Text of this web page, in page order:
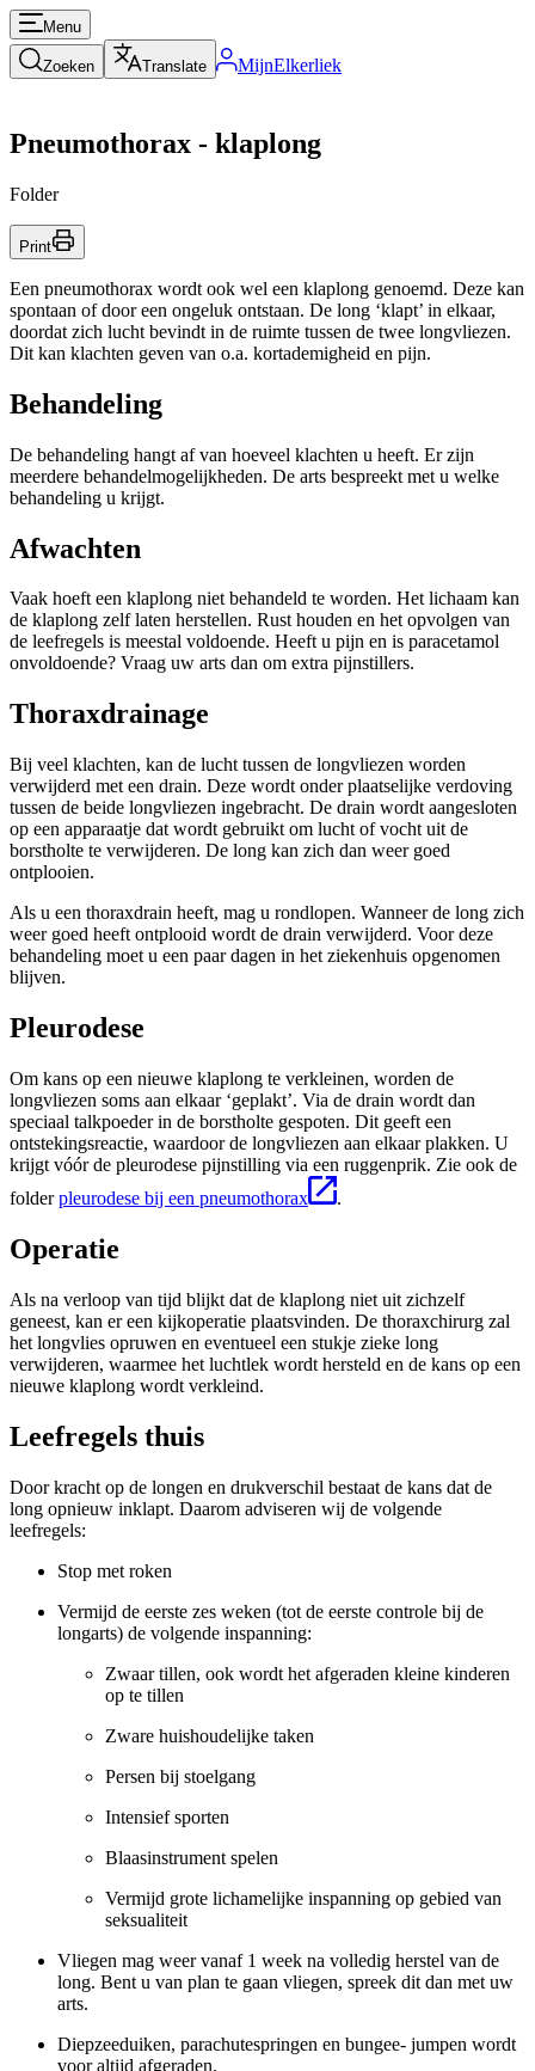
Menu
Zoeken Translate MijnElkerliek
Pneumothorax - klaplong
Folder
Print
Een pneumothorax wordt ook wel een klaplong genoemd. Deze kan
spontaan of door een ongeluk ontstaan. De long ‘klapt’ in elkaar,
doordat zich lucht bevindt in de ruimte tussen de twee longvliezen.
Dit kan klachten geven van o.a. kortademigheid en pijn.
Behandeling
De behandeling hangt af van hoeveel klachten u heeft. Er zijn
meerdere behandelmogelijkheden. De arts bespreekt met u welke
behandeling u krijgt.
Afwachten
Vaak hoeft een klaplong niet behandeld te worden. Het lichaam kan
de klaplong zelf laten herstellen. Rust houden en het opvolgen van
de leefregels is meestal voldoende. Heeft u pijn en is paracetamol
onvoldoende? Vraag uw arts dan om extra pijnstillers.
Thoraxdrainage
Bij veel klachten, kan de lucht tussen de longvliezen worden
verwijderd met een drain. Deze wordt onder plaatselijke verdoving
tussen de beide longvliezen ingebracht. De drain wordt aangesloten
op een apparaatje dat wordt gebruikt om lucht of vocht uit de
borstholte te verwijderen. De long kan zich dan weer goed
ontplooien.
Als u een thoraxdrain heeft, mag u rondlopen. Wanneer de long zich
weer goed heeft ontplooid wordt de drain verwijderd. Voor deze
behandeling moet u een paar dagen in het ziekenhuis opgenomen
blijven.
Pleurodese
Om kans op een nieuwe klaplong te verkleinen, worden de
longvliezen soms aan elkaar ‘geplakt’. Via de drain wordt dan
speciaal talkpoeder in de borstholte gespoten. Dit geeft een
ontstekingsreactie, waardoor de longvliezen aan elkaar plakken. U
krijgt vóór de pleurodese pijnstilling via een ruggenprik. Zie ook de
folderpleurodese bij een pneumothorax .
Operatie
Als na verloop van tijd blijkt dat de klaplong niet uit zichzelf
geneest, kan er een kijkoperatie plaatsvinden. De thoraxchirurg zal
het longvlies opruwen en eventueel een stukje zieke long
verwijderen, waarmee het luchtlek wordt hersteld en de kans op een
nieuwe klaplong wordt verkleind.
Leefregels thuis
Door kracht op de longen en drukverschil bestaat de kans dat de
long opnieuw inklapt. Daarom adviseren wij de volgende
leefregels:
Stop met roken
Vermijd de eerste zes weken (tot de eerste controle bij de
longarts) de volgende inspanning:
Zwaar tillen, ook wordt het afgeraden kleine kinderen
op te tillen
Zware huishoudelijke taken
Persen bij stoelgang
Intensief sporten
Blaasinstrument spelen
Vermijd grote lichamelijke inspanning op gebied van
seksualiteit
Vliegen mag weer vanaf 1 week na volledig herstel van de
long. Bent u van plan te gaan vliegen, spreek dit dan met uw
arts.
Diepzeeduiken, parachutespringen en bungee- jumpen wordt
voor altijd afgeraden.